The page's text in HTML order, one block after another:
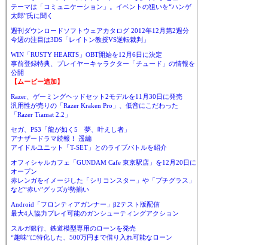
テーマは「コミュニケーション」。イベントの狙いを“ハンゲ
太郎”氏に聞く
週刊ダウンロードソフトウェアカタログ 2012年12月第2週分
今週の注目は3DS「レイトン教授VS逆転裁判」
WIN「RUSTY HEARTS」OBT開始を12月6日に決定
事前登録特典、プレイヤーキャラクター「チュード」の情報を
公開
【ムービー追加】
Razer、ゲーミングヘッドセット2モデルを11月30日に発売
汎用性が売りの「Razer Kraken Pro」、低音にこだわった
「Razer Tiamat 2.2」
セガ、PS3「龍が如く5 夢、叶えし者」
アナザードラマ続報！ 遥編
アイドルユニット「T-SET」とのライブバトルを紹介
オフィシャルカフェ「GUNDAM Cafe 東京駅店」を12月20日に
オープン
赤レンガをイメージした「シリコンスター」や「プチグラス」
など“赤い”グッズが勢揃い
Android「フロンティアガンナー」β2テスト版配信
最大4人協力プレイ可能のガンシューティングアクション
スルガ銀行、鉄道模型専用のローンを発売
“趣味”に特化した、500万円まで借り入れ可能なローン